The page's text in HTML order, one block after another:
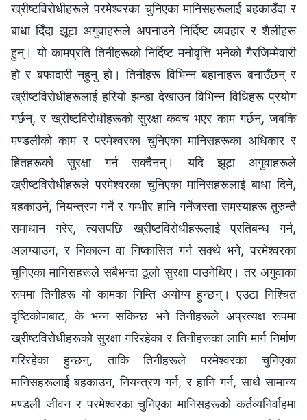
ख्रीष्टविरोधीहरूले परमेश्‍वरका चुनिएका मानिसहरूलाई बहकाउँदा र
बाधा दिँदा झूटा अगुवाहरूले अपनाउने निर्दिष्ट व्यवहार र शैलीहरू
हुन्। यो कामप्रति तिनीहरूको निर्दिष्ट मनोवृत्ति भनेको गैरजिम्मेवारी
हो र बफादारी नहुनु हो। तिनीहरू विभिन्न बहानाहरू बनाउँछन् र
ख्रीष्टविरोधीहरूलाई हरियो झन्डा देखाउन विभिन्न विधिहरू प्रयोग
गर्छन्, र ख्रीष्टविरोधीहरूको सुरक्षा कवच भएर काम गर्छन्, जबकि
मण्डलीको काम र परमेश्‍वरका चुनिएका मानिसहरूका अधिकार र
हितहरूको सुरक्षा गर्न सक्दैनन्। यदि झूटा अगुवाहरूले
ख्रीष्टविरोधीहरूले परमेश्‍वरका चुनिएका मानिसहरूलाई बाधा दिने,
बहकाउने, नियन्त्रण गर्ने र गम्भीर हानि गर्नेजस्ता समस्याहरू तुरुन्तै
समाधान गरेर, त्यसपछि ख्रीष्टविरोधीहरूलाई प्रतिबन्ध गर्न,
अलग्याउन, र निकाल्न वा निष्कासित गर्न सक्थे भने, परमेश्‍वरका
चुनिएका मानिसहरूले सबैभन्दा ठूलो सुरक्षा पाउनेथिए। तर अगुवाका
रूपमा तिनीहरू यो कामका निम्ति अयोग्य हुन्छन्। एउटा निश्‍चित
दृष्टिकोणबाट, के भन्न सकिन्छ भने तिनीहरूले अप्रत्यक्ष रूपमा
ख्रीष्टविरोधीहरूको सुरक्षा गरिरहेका र तिनीहरूका लागि मार्ग निर्माण
गरिरहेका हुन्छन्, ताकि तिनीहरूले परमेश्‍वरका चुनिएका
मानिसहरूलाई बहकाउन, नियन्त्रण गर्न, र हानि गर्न, साथै सामान्य
मण्डली जीवन र परमेश्‍वरका चुनिएका मानिसहरूको कर्तव्यनिर्वाहमा